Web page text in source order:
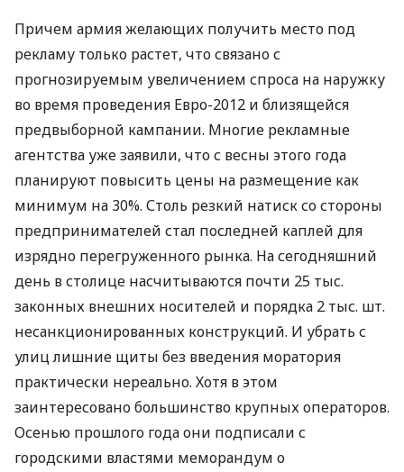
Причем армия желающих получить место под
рекламу только растет, что связано с
прогнозируемым увеличением спроса на наружку
во время проведения Евро-2012 и близящейся
предвыборной кампании. Многие рекламные
агентства уже заявили, что с весны этого года
планируют повысить цены на размещение как
минимум на 30%. Столь резкий натиск со стороны
предпринимателей стал последней каплей для
изрядно перегруженного рынка. На сегодняшний
день в столице насчитываются почти 25 тыс.
законных внешних носителей и порядка 2 тыс. шт.
несанкционированных конструкций. И убрать с
улиц лишние щиты без введения моратория
практически нереально. Хотя в этом
заинтересовано большинство крупных операторов.
Осенью прошлого года они подписали с
городскими властями меморандум о